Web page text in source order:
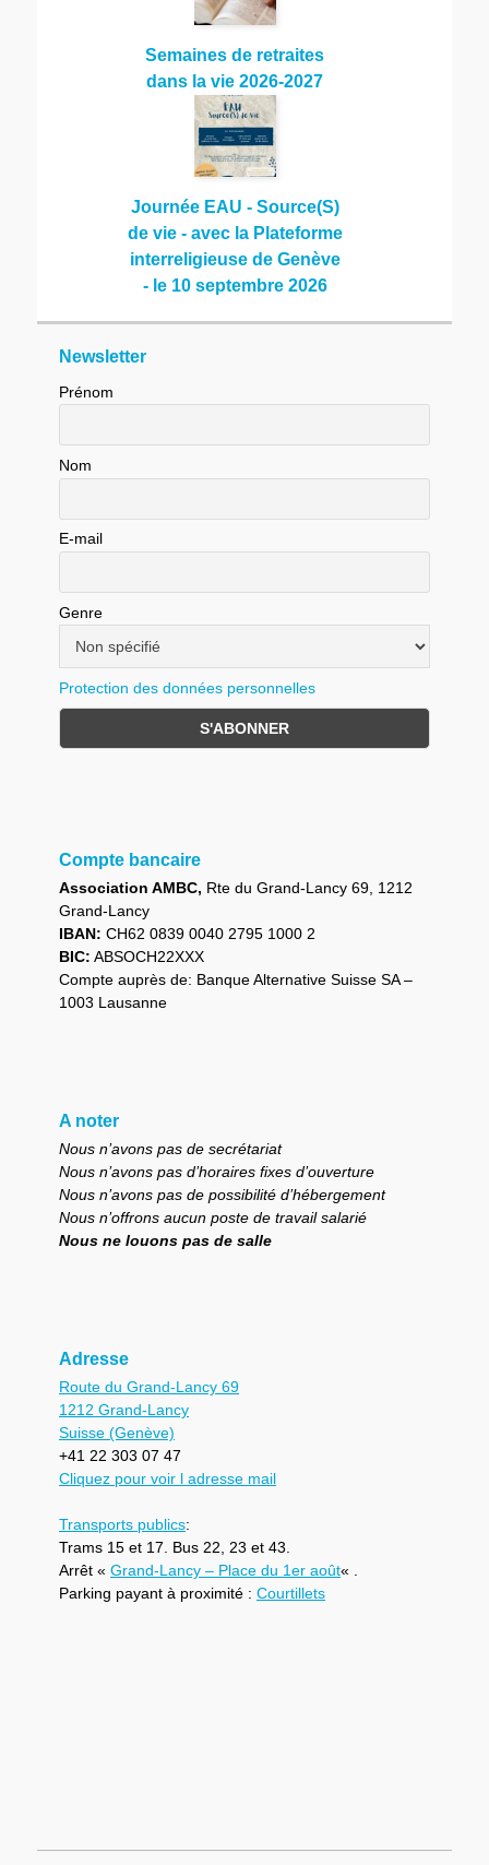
Semaines de retraites
dans la vie 2026-2027
Journée EAU - Source(S)
de vie - avec la Plateforme
interreligieuse de Genève
- le 10 septembre 2026
Newsletter
Prénom
Nom
E-mail
Genre
Protection des données personnelles
Compte bancaire
Association AMBC, Rte du Grand-Lancy 69, 1212
Grand-Lancy
IBAN: CH62 0839 0040 2795 1000 2
BIC: ABSOCH22XXX
Compte auprès de: Banque Alternative Suisse SA –
1003 Lausanne
A noter
Nous n’avons pas de secrétariat
Nous n’avons pas d’horaires fixes d’ouverture
Nous n’avons pas de possibilité d’hébergement
Nous n’offrons aucun poste de travail salarié
Nous ne louons pas de salle
Adresse
Route du Grand-Lancy 69
1212 Grand-Lancy
Suisse (Genève)
+41 22 303 07 47
Cliquez pour voir l adresse mail
Transports publics:
Trams 15 et 17. Bus 22, 23 et 43.
Arrêt « Grand-Lancy – Place du 1er août« .
Parking payant à proximité : Courtillets